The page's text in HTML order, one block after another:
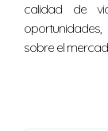
calidad de
sobre el